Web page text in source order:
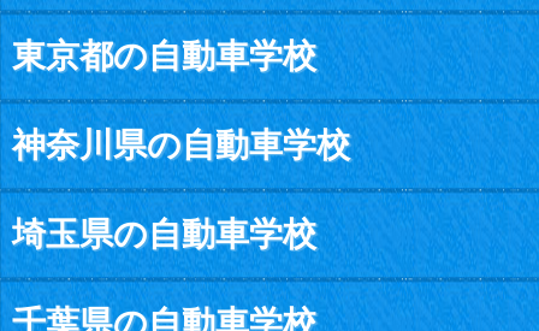
東京都の自動車学校
神奈川県の自動車学校
埼玉県の自動車学校
千葉県の自動車学校